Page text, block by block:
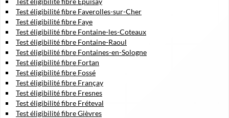
Test éligibilité fibre Faverolles-sur-Cher
Test éligibilité fibre Faye
Test éligibilité fibre Fontaine-les-Coteaux
Test éligibilité fibre Fontaine-Raoul
Test éligibilité fibre Fontaines-en-Sologne
Test éligibilité fibre Fortan
Test éligibilité fibre Fossé
Test éligibilité fibre Françay
Test éligibilité fibre Fresnes
Test éligibilité fibre Fréteval
Test éligibilité fibre Gièvres